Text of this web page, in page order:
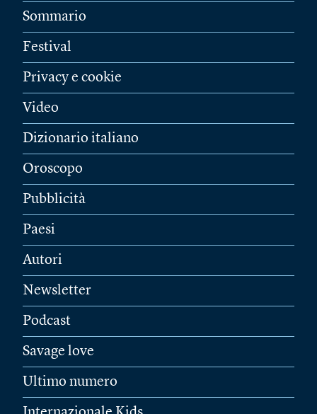
Sommario
Festival
Privacy e cookie
Video
Dizionario italiano
Oroscopo
Pubblicità
Paesi
Autori
Newsletter
Podcast
Savage love
Ultimo numero